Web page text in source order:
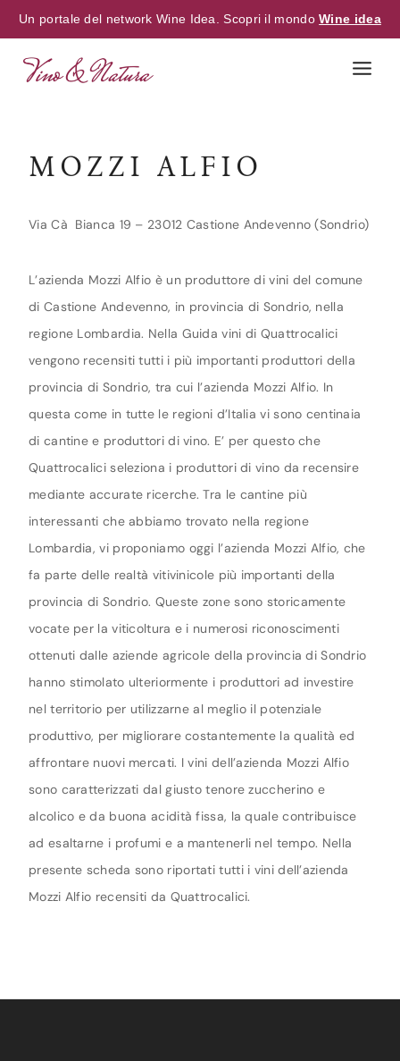
Un portale del network Wine Idea. Scopri il mondoWine idea
MOZZI ALFIO
Via Cà Bianca 19 – 23012 Castione Andevenno (Sondrio)
L’azienda Mozzi Alfio è un produttore di vini del comune
di Castione Andevenno, in provincia di Sondrio, nella
regione Lombardia. Nella Guida vini di Quattrocalici
vengono recensiti tutti i più importanti produttori della
provincia di Sondrio, tra cui l’azienda Mozzi Alfio. In
questa come in tutte le regioni d’Italia vi sono centinaia
di cantine e produttori di vino. E’ per questo che
Quattrocalici seleziona i produttori di vino da recensire
mediante accurate ricerche. Tra le cantine più
interessanti che abbiamo trovato nella regione
Lombardia, vi proponiamo oggi l’azienda Mozzi Alfio, che
fa parte delle realtà vitivinicole più importanti della
provincia di Sondrio. Queste zone sono storicamente
vocate per la viticoltura e i numerosi riconoscimenti
ottenuti dalle aziende agricole della provincia di Sondrio
hanno stimolato ulteriormente i produttori ad investire
nel territorio per utilizzarne al meglio il potenziale
produttivo, per migliorare costantemente la qualità ed
affrontare nuovi mercati. I vini dell’azienda Mozzi Alfio
sono caratterizzati dal giusto tenore zuccherino e
alcolico e da buona acidità fissa, la quale contribuisce
ad esaltarne i profumi e a mantenerli nel tempo. Nella
presente scheda sono riportati tutti i vini dell’azienda
Mozzi Alfio recensiti da Quattrocalici.